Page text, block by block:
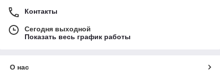
Контакты
Сегодня выходной
Показать весь график работы
О нас